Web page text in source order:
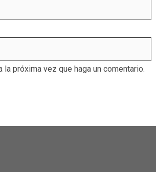
próxima vez que haga un comentario.